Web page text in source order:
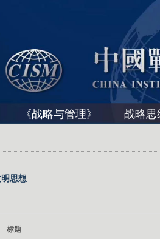
《战略与管理》 战略思
思想
标题